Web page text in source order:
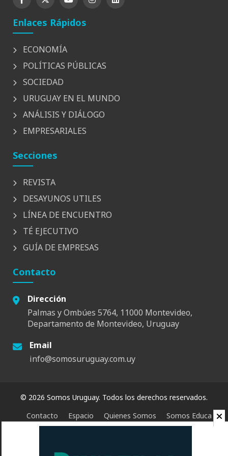
Enlaces Rápidos
ECONOMÍA
POLÍTICAS PÚBLICAS
SOCIEDAD
URUGUAY EN EL MUNDO
ANÁLISIS Y DIÁLOGO
EMPRESARIALES
Secciones
REVISTA
DESAYUNOS UTILES
LÍNEA DE ENCUENTRO
TÉ EJECUTIVO
GUÍA DE EMPRESAS
Contacto
Dirección
Palmas y Ombúes 5764, 11000 Montevideo,
Departamento de Montevideo, Uruguay
Email
info@somosuruguay.com.uy
© 2026 Somos Uruguay. Todos los derechos reservados.
Contacto
Espacio Quienes Somos Somos Educa